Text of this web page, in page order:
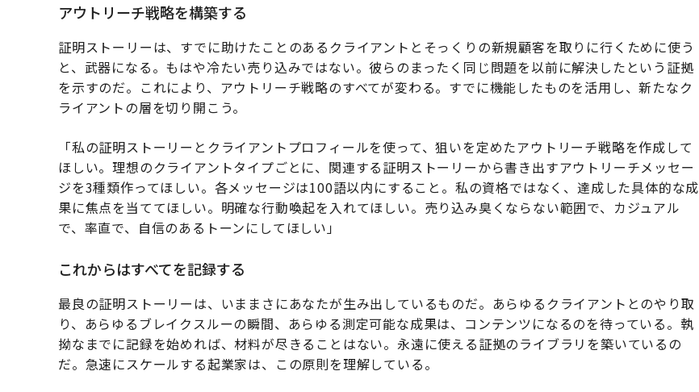
アウトリーチ戦略を構築する
証明ストーリーは、すでに助けたことのあるクライアントとそっくりの新規顧客を取りに行くために使う
と、武器になる。もはや冷たい売り込みではない。彼らのまったく同じ問題を以前に解決したという証拠
を示すのだ。これにより、アウトリーチ戦略のすべてが変わる。すでに機能したものを活用し、新たなク
ライアントの層を切り開こう。
「私の証明ストーリーとクライアントプロフィールを使って、狙いを定めたアウトリーチ戦略を作成して
ほしい。理想のクライアントタイプごとに、関連する証明ストーリーから書き出すアウトリーチメッセー
ジを3種類作ってほしい。各メッセージは100語以内にすること。私の資格ではなく、達成した具体的な成
果に焦点を当ててほしい。明確な行動喚起を入れてほしい。売り込み臭くならない範囲で、カジュアル
で、率直で、自信のあるトーンにしてほしい」
これからはすべてを記録する
最良の証明ストーリーは、いままさにあなたが生み出しているものだ。あらゆるクライアントとのやり取
り、あらゆるブレイクスルーの瞬間、あらゆる測定可能な成果は、コンテンツになるのを待っている。執
拗なまでに記録を始めれば、材料が尽きることはない。永遠に使える証拠のライブラリを築いているの
だ。急速にスケールする起業家は、この原則を理解している。